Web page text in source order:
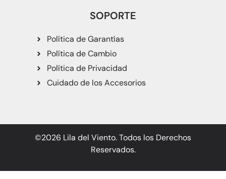
SOPORTE
Política de Garantías
Política de Cambio
Política de Privacidad
Cuidado de los Accesorios
©2026 Lila del Viento. Todos los Derechos
Reservados.